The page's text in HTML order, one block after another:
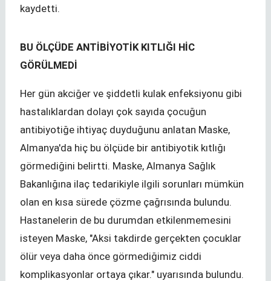
kaydetti.
BU ÖLÇÜDE ANTİBİYOTİK KITLIĞI HİC
GÖRÜLMEDİ
Her gün akciğer ve şiddetli kulak enfeksiyonu gibi
hastalıklardan dolayı çok sayıda çocuğun
antibiyotiğe ihtiyaç duyduğunu anlatan Maske,
Almanya'da hiç bu ölçüde bir antibiyotik kıtlığı
görmediğini belirtti. Maske, Almanya Sağlık
Bakanlığına ilaç tedarikiyle ilgili sorunları mümkün
olan en kısa sürede çözme çağrısında bulundu.
Hastanelerin de bu durumdan etkilenmemesini
isteyen Maske, "Aksi takdirde gerçekten çocuklar
ölür veya daha önce görmediğimiz ciddi
komplikasyonlar ortaya çıkar." uyarısında bulundu.